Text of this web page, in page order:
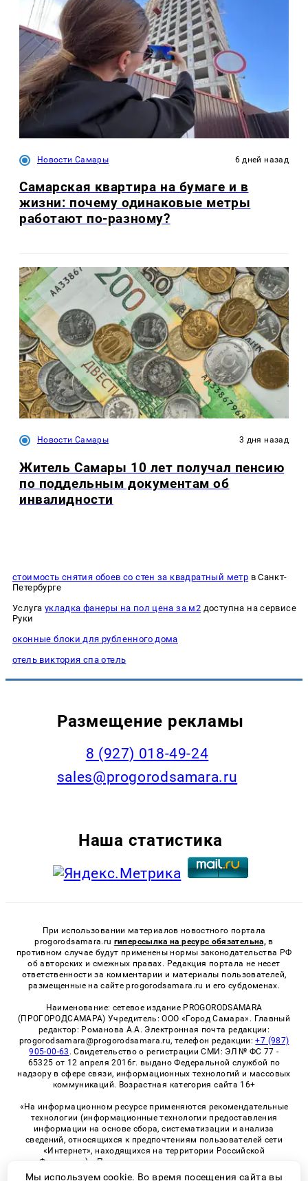
Новости Самары 6 дней назад
Самарская квартира на бумаге и в
жизни: почему одинаковые метры
работают по-разному?
Новости Самары 3 дня назад
Житель Самары 10 лет получал пенсию
по поддельным документам об
инвалидности
стоимость снятия обоев со стен за квадратный метр в Санкт-
Петербурге
Услуга укладка фанеры на пол цена за м2 доступна на сервисе
Руки
оконные блоки для рубленного дома
отель виктория спа отель
Размещение рекламы
8 (927) 018-49-24
sales@progorodsamara.ru
Наша статистика
При использовании материалов новостного портала
progorodsamara.ru гиперссылка на ресурс обязательна, в
противном случае будут применены нормы законодательства РФ
об авторских и смежных правах. Редакция портала не несет
ответственности за комментарии и материалы пользователей,
размещенные на сайте progorodsamara.ru и его субдоменах.
Наименование: сетевое издание PROGORODSAMARA
(ПРОГОРОДСАМАРА) Учредитель: ООО «Город Самара». Главный
редактор: Романова А.А. Электронная почта редакции:
progorodsamara@progorodsamara.ru, телефон редакции:+7 (987)
905-00-63 . Свидетельство о регистрации СМИ: ЭЛ № ФС 77 -
65325 от 12 апреля 2016г. выдано Федеральной службой по
надзору в сфере связи, информационных технологий и массовых
коммуникаций. Возрастная категория сайта 16+
«На информационном ресурсе применяются рекомендательные
технологии (информационные технологии предоставления
информации на основе сбора, систематизации и анализа
сведений, относящихся к предпочтениям пользователей сети
«Интернет», находящихся на территории Российской
Федерации)». Правила применения рекомендательных
технологий в виджетах рекламно-обменной сети
«СМИ2» (PDF)
Мы используем cookie. Во время посещения сайта вы